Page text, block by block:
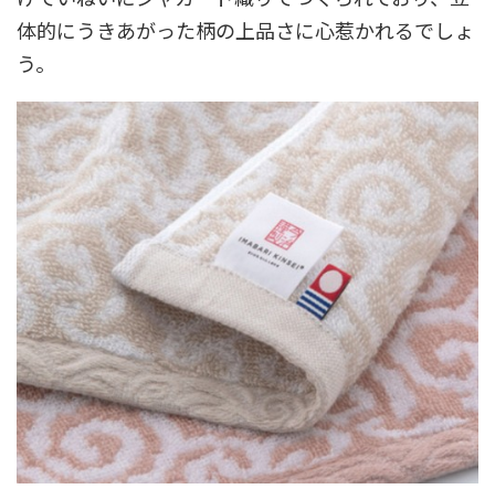
体的にうきあがった柄の上品さに心惹かれるでしょ
う。